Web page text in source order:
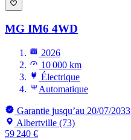
MG IM6 4WD
2026
10 000 km
Électrique
Automatique
Garantie jusqu’au 20/07/2033
Albertville (73)
59 240 €